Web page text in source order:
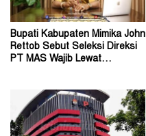
Bupati Kabupaten Mimika John
Rettob Sebut Seleksi Direksi
PT MAS Wajib Lewat